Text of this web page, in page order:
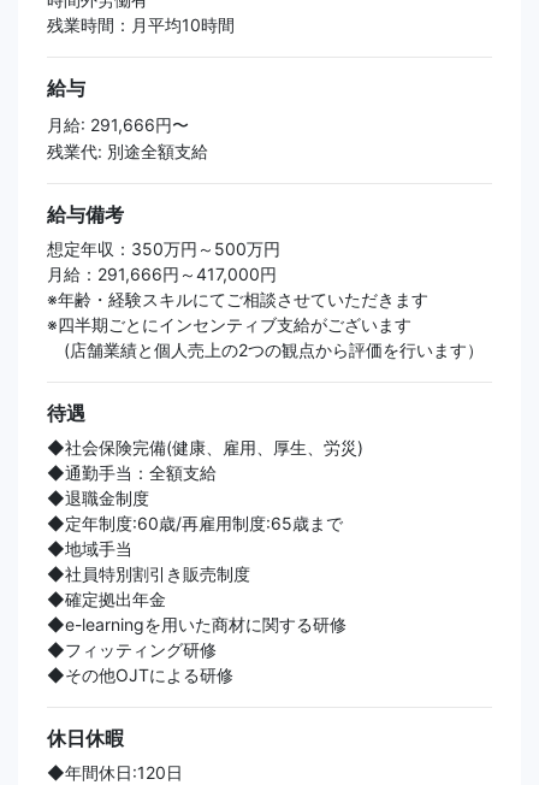
残業時間：月平均10時間
給与
月給: 291,666円〜
残業代: 別途全額支給
給与備考
想定年収：350万円～500万円
月給：291,666円～417,000円
※年齢・経験スキルにてご相談させていただきます
※四半期ごとにインセンティブ支給がございます
(店舗業績と個人売上の2つの観点から評価を行います）
待遇
◆社会保険完備(健康、雇用、厚生、労災)
◆通勤手当：全額支給
◆退職金制度
◆定年制度:60歳/再雇用制度:65歳まで
◆地域手当
◆社員特別割引き販売制度
◆確定拠出年金
◆e-learningを用いた商材に関する研修
◆フィッティング研修
◆その他OJTによる研修
休日休暇
◆年間休日:120日